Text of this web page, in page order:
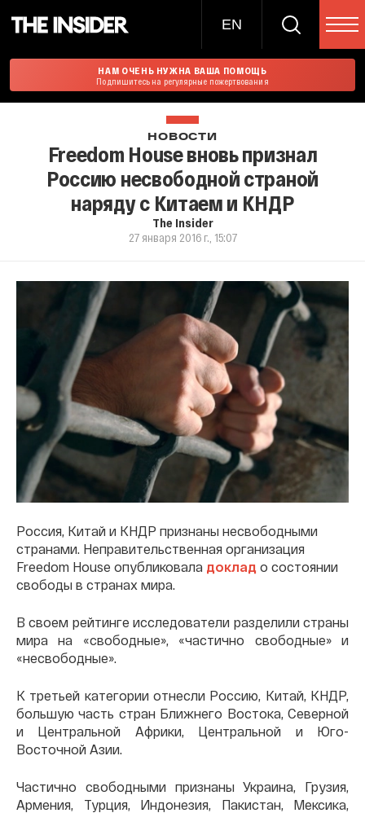
EN
НАМ ОЧЕНЬ НУЖНА ВАША ПОМОЩЬ
Подпишитесь на регулярные пожертвования
НОВОСТИ
Freedom House вновь признал
Россию несвободной страной
наряду с Китаем и КНДР
The Insider
27 января 2016 г., 15:07
Россия, Китай и КНДР признаны несвободными
странами. Неправительственная организация
Freedom House опубликовала доклад о состоянии
свободы в странах мира.
В своем рейтинге исследователи разделили страны
мира на «свободные», «частично свободные» и
«несвободные».
К третьей категории отнесли Россию, Китай, КНДР,
большую часть стран Ближнего Востока, Северной
и Центральной Африки, Центральной и Юго-
Восточной Азии.
Частично свободными признаны Украина, Грузия,
Армения, Турция, Индонезия, Пакистан, Мексика,